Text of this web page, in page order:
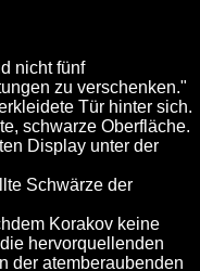
nicht fünf
zu verschenken."
Tür hinter sich.
schwarze Oberfläche.
Display unter der
Schwärze der
Korakov keine
hervorquellenden
der atemberaubenden